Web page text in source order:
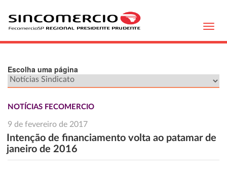
Escolha uma página
NOTÍCIAS FECOMERCIO
9 de fevereiro de 2017
Intenção de financiamento volta ao patamar de
janeiro de 2016